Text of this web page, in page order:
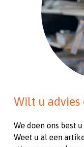
Wilt u advies
We doen ons best
Weet u al een